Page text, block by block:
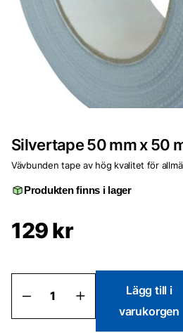
Silvertape 50 mm x 50
Vävbunden tape av hög kvalitet för
Produkten finns i lager
129kr
Silvertape
50
mm
Lägg till i
varukorgen